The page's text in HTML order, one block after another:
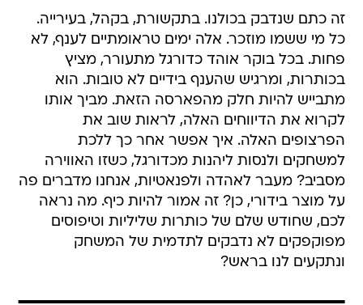
זה כתם שנדבק בכולנו. בתקשורת, בקהל, בעירייה.
כל מי ששמו מוזכר. אלה ימים טראומתיים לענף, לא
פחות. בכל בוקר אוהד כדורגל מתעורר, מציץ
בכותרות, ומרגיש שהענף בידיים לא טובות. הוא
מתבייש להיות חלק מהפארסה הזאת. מביך אותו
לקרוא את הדיווחים האלה, לראות שוב את
הפרצופים האלה. איך אפשר אחר כך ללכת
למשחקים ולנסות ליהנות מכדורגל, כשזו האווירה
מסביב? מעבר לאהדה ולפנאטיות, אנחנו מדברים פה
על מוצר בידורי, כן? זה אמור להיות כיף. מה נראה
לכם, שחודש שלם של כותרות שליליות וטיפוסים
מפוקפקים לא נדבקים לתדמית של המשחק
ונתקעים לנו בראש?